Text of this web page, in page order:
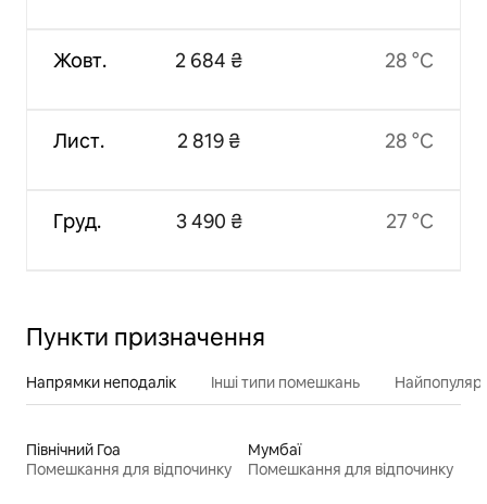
Жовт.
Лист.
Груд.
2 684 ₴
2 819 ₴
3 490 ₴
28 °C
28 °C
27 °C
Пункти призначення
Напрямки неподалік Інші типи помешкань
Північний Гоа
Помешкання для відпочинку
Мумбаї
Помешкання для відпочинку